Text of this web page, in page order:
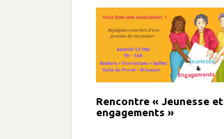
Rencontre « Jeunesse et
engagements »